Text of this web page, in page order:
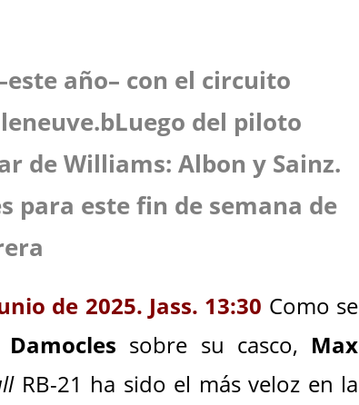
año– con el circuito
del piloto
de Williams: Albon y Sainz.
para este fin de semana de
de 2025. Jass. 13:30 Como se
Damocles sobre su casco, Max
RB-21 ha sido el más veloz en la